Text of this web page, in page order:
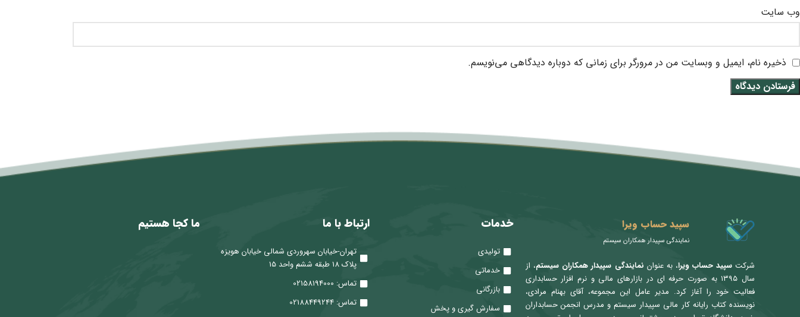
وب‌ سایت
ذخیره نام، ایمیل و وبسایت من در مرورگر برای زمانی که دوباره دیدگاهی می‌نویسم.
متن سربرگ خود را وارد کنید
سپید حساب ویرا
نمایندگی سپیدار همکاران سیستم
شرکتسپید حساب ویرا، به عنوان نمایندگی سپیدار همکاران سیستم، از
سال ۱۳۹۵ به صورت حرفه ای در بازارهای مالی و نرم افزار حسابداری
فعالیت خود را آغاز کرد. مدیر عامل این مجموعه، آقای بهنام مرادی،
نویسنده کتاب رایانه کار مالی سپیدار سیستم و مدرس انجمن حسابداران
خدمات
تولیدی
خدماتی
بازرگانی
سفارش گیری و پخش
ارتباط با ما
تهران-خیابان سهروردی شمالی خیابان هویزه
پلاک 18 طبقه ششم واحد 15
تماس: 02158194000
تماس: 02188449244
ما کجا هستیم